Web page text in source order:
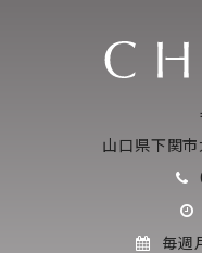
山口県下関
毎週